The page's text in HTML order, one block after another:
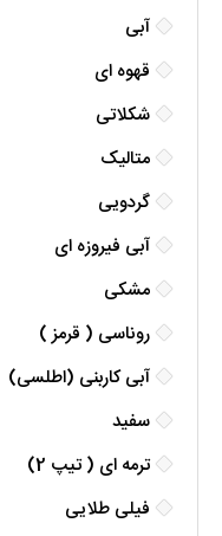
آبی
قهوه ای
شکلاتی
متالیک
گردویی
آبی فیروزه ای
مشکی
روناسی ( قرمز )
آبی کاربنی (اطلسی)
سفید
ترمه ای ( تیپ 2)
فیلی طلایی